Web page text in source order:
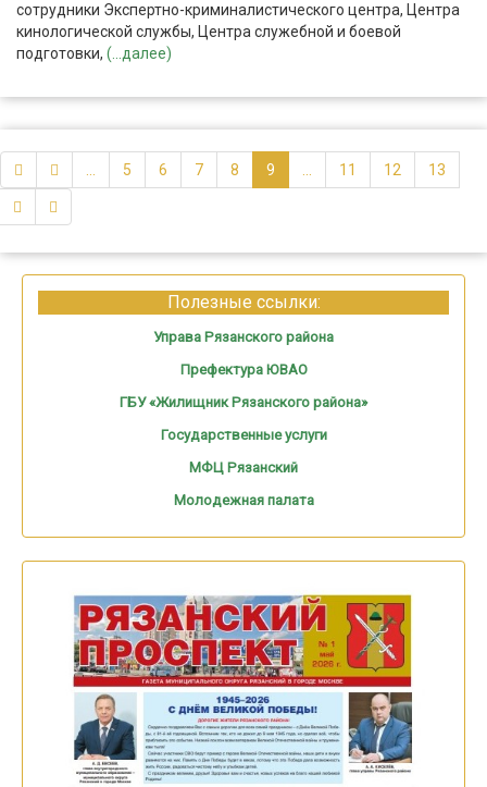
сотрудники Экспертно-криминалистического центра, Центра
кинологической службы, Центра служебной и боевой
подготовки, (...далее)
... 5 6 7 8 9 ... 11 12 13
Полезные ссылки:
Управа Рязанского района
Префектура ЮВАО
ГБУ «Жилищник Рязанского района»
Государственные услуги
МФЦ Рязанский
Молодежная палата